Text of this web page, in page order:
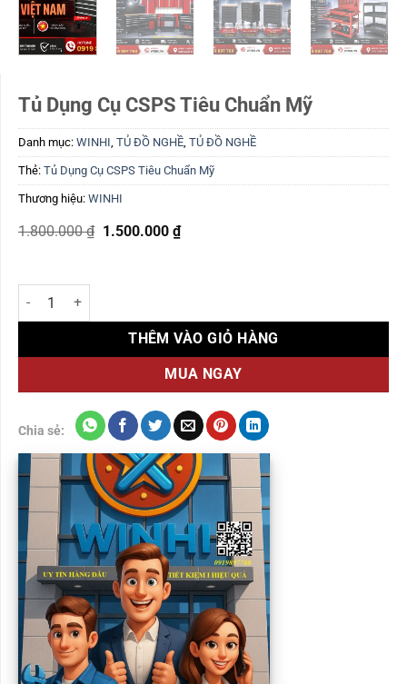
Tủ Dụng Cụ CSPS Tiêu Chuẩn Mỹ
Danh mục: WINHI TỦ ĐỒ NGHỀ TỦ ĐỒ NGHỀ
Thẻ: Tủ Dụng Cụ CSPS Tiêu Chuẩn Mỹ
Thương hiệu: WINHI
1.800.000₫ Giá
1.500.000 ₫Giá
hiện
Tủ Dụng Cụ CSPS Tiêu Chuẩn Mỹ số lượng
THÊM VÀO GIỎ HÀNG
MUA NGAY
Chia sẻ: